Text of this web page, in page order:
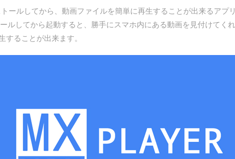
ルしてから、動画ファイルを簡単に再生することが出来るアプ
ルしてから起動すると、勝手にスマホ内にある動画を見付けてく
することが出来ます。